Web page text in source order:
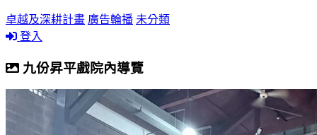
卓越及深耕計畫 廣告輪播 未分類
登入
九份昇平戲院內導覽